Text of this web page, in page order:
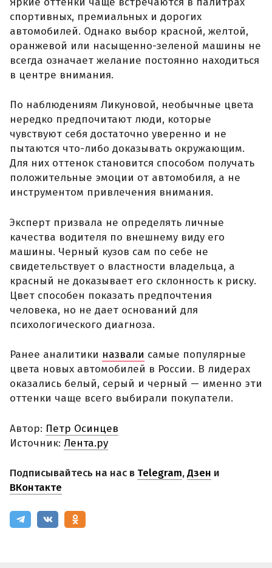
спортивных, премиальных и дорогих
автомобилей. Однако выбор красной, желтой,
оранжевой или насыщенно-зеленой машины не
всегда означает желание постоянно находиться
в центре внимания.
По наблюдениям Ликуновой, необычные цвета
нередко предпочитают люди, которые
чувствуют себя достаточно уверенно и не
пытаются что-либо доказывать окружающим.
Для них оттенок становится способом получать
положительные эмоции от автомобиля, а не
инструментом привлечения внимания.
Эксперт призвала не определять личные
качества водителя по внешнему виду его
машины. Черный кузов сам по себе не
свидетельствует о властности владельца, а
красный не доказывает его склонность к риску.
Цвет способен показать предпочтения
человека, но не дает оснований для
психологического диагноза.
Ранее аналитики назвали самые популярные
цвета новых автомобилей в России. В лидерах
оказались белый, серый и черный — именно эти
оттенки чаще всего выбирали покупатели.
Автор: Петр Осинцев
Источник: Лента.ру
Подписывайтесь на нас в Telegram,Дзен и
ВКонтакте